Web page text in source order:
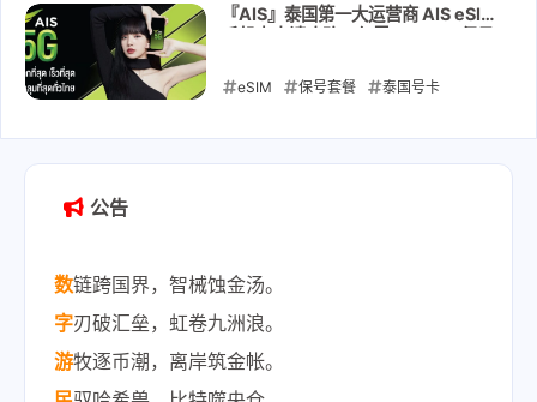
『AIS』泰国第一大运营商 AIS eSIM
eSIM 保号套餐 泰国号卡
公告
数链跨国界，智械蚀金汤。
字刃破汇垒，虹卷九洲浪。
游牧逐币潮，离岸筑金帐。